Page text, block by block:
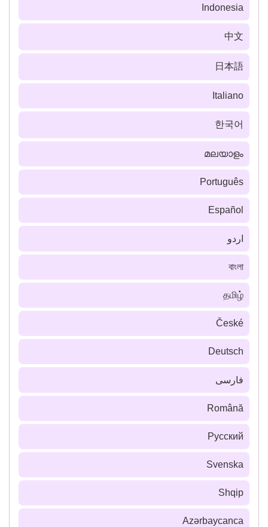
Indonesia
中文
日本語
Italiano
한국어
മലയാളം
Português
Español
اردو
বাংলা
தமிழ்
České
Deutsch
فارسى
Română
Русский
Svenska
Shqip
Azərbaycanca